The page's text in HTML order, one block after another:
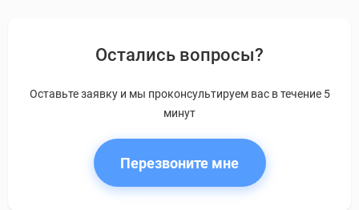
Остались вопросы?
Оставьте заявку и мы проконсультируем вас в течение 5
минут
Перезвоните мне